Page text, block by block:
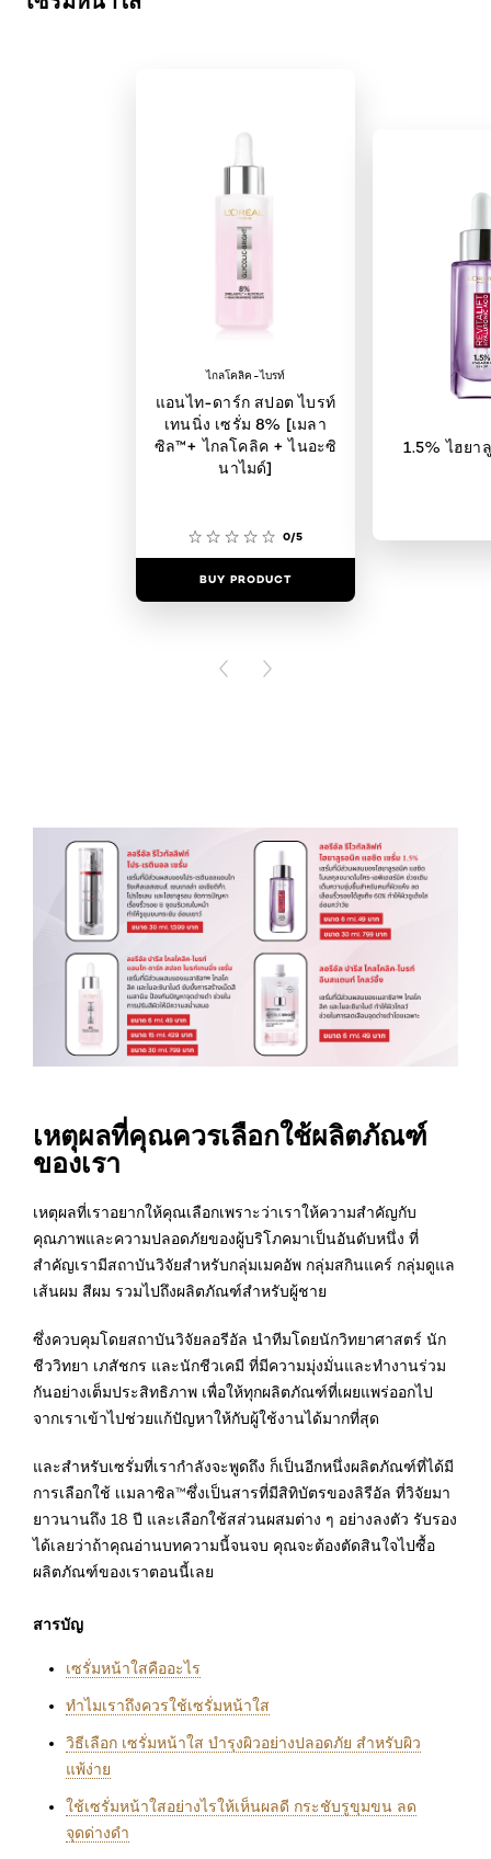
ไกลโคลิค-ไบรท์
แอนไท-ดาร์ก สปอต ไบรท์
เทนนิ่ง เซรั่ม 8% [เมลา
ซิล™️+ ไกลโคลิค + ไนอะซิ
นาไมด์]
0/5
BUY PRODUCT
1.5% ไฮยา
PREVIOUS CARD
NEXT CARD
เหตุผลที่คุณควรเลือกใช้ผลิตภัณฑ์
ของเรา
เหตุผลที่เราอยากให้คุณเลือกเพราะว่าเราให้ความสำคัญกับ
คุณภาพและความปลอดภัยของผู้บริโภคมาเป็นอันดับหนึ่ง ที่
สำคัญเรามีสถาบันวิจัยสำหรับกลุ่มเมคอัพ กลุ่มสกินแคร์ กลุ่มดูแล
เส้นผม สีผม รวมไปถึงผลิตภัณฑ์สำหรับผู้ชาย
ซึ่งควบคุมโดยสถาบันวิจัยลอรีอัล นำทีมโดยนักวิทยาศาสตร์ นัก
ชีววิทยา เภสัชกร และนักชีวเคมี ที่มีความมุ่งมั่นและทำงานร่วม
กันอย่างเต็มประสิทธิภาพ เพื่อให้ทุกผลิตภัณฑ์ที่เผยแพร่ออกไป
จากเราเข้าไปช่วยแก้ปัญหาให้กับผู้ใช้งานได้มากที่สุด
และสำหรับเซรั่มที่เรากำลังจะพูดถึง ก็เป็นอีกหนึ่งผลิตภัณฑ์ที่ได้มี
การเลือกใช้ เเมลาซิล™️ซึ่งเป็นสารที่มีสิทิบัตรของลิรีอัล ที่วิจัยมา
ยาวนานถึง 18 ปี และเลือกใช้สส่วนผสมต่าง ๆ อย่างลงตัว รับรอง
ได้เลยว่าถ้าคุณอ่านบทความนี้จนจบ คุณจะต้องตัดสินใจไปซื้อ
ผลิตภัณฑ์ของเราตอนนี้เลย
สารบัญ
เซรั่มหน้าใสคืออะไร
ทำไมเราถึงควรใช้เซรั่มหน้าใส
วิธีเลือก เซรั่มหน้าใส บำรุงผิวอย่างปลอดภัย สำหรับผิว
แพ้ง่าย
ใช้เซรั่มหน้าใสอย่างไรให้เห็นผลดี กระชับรูขุมขน ลด
จุดด่างดำ